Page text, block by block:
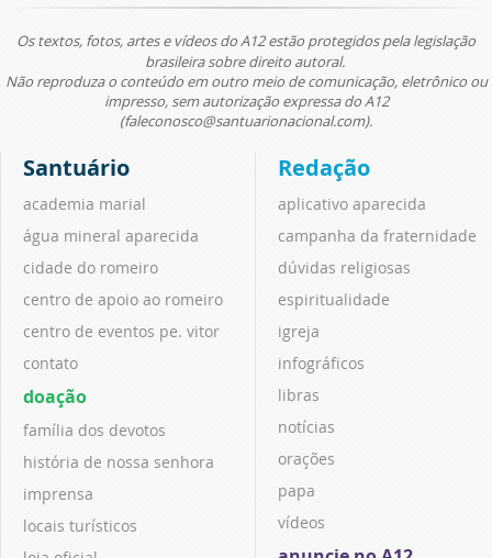
Os textos, fotos, artes e vídeos do A12 estão protegidos pela legislação
brasileira sobre direito autoral.
Não reproduza o conteúdo em outro meio de comunicação, eletrônico ou
impresso, sem autorização expressa do A12
(faleconosco@santuarionacional.com).
Santuário
academia marial
água mineral aparecida
cidade do romeiro
centro de apoio ao romeiro
centro de eventos pe. vitor
contato
doação
família dos devotos
história de nossa senhora
imprensa
locais turísticos
Redação
aplicativo aparecida
campanha da fraternidade
dúvidas religiosas
espiritualidade
igreja
infográficos
libras
notícias
orações
papa
vídeos